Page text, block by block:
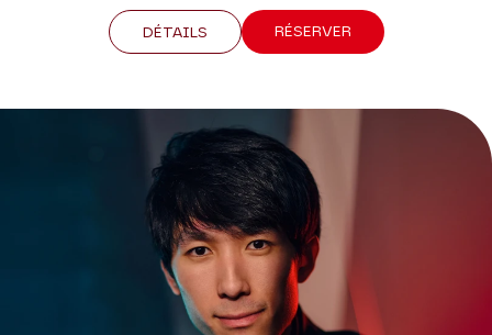
DÉTAILS RÉSERVER